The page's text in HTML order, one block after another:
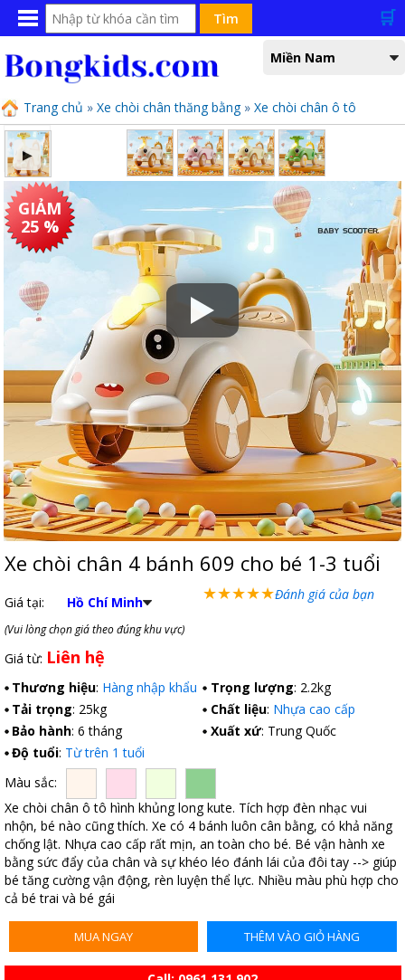
🛒
Miền Nam
Trang chủ » Xe chòi chân thăng bằng» Xe chòi chân ô tô
▶
GIẢM
25 %
Xe chòi chân 4 bánh 609 cho bé 1-3 tuổi
Giá tại: Hồ Chí Minh ★★★★★Đánh giá của bạn
(Vui lòng chọn giá theo đúng khu vực)
Giá từ: Liên hệ
Thương hiệu: Hàng nhập khẩu Trọng lượng: 2.2kg
Tải trọng: 25kg Chất liệu: Nhựa cao cấp
Bảo hành: 6 tháng Xuất xứ: Trung Quốc
Độ tuổi: Từ trên 1 tuổi
Màu sắc:
Xe chòi chân ô tô hình khủng long kute. Tích hợp đèn nhạc vui
nhộn, bé nào cũng thích. Xe có 4 bánh luôn cân bằng, có khả năng
chống lật. Nhựa cao cấp rất mịn, an toàn cho bé. Bé vận hành xe
bằng sức đẩy của chân và sự khéo léo đánh lái của đôi tay --> giúp
bé tăng cường vận động, rèn luyện thể lực. Nhiều màu phù hợp cho
cả bé trai và bé gái
MUA NGAY THÊM VÀO GIỎ HÀNG